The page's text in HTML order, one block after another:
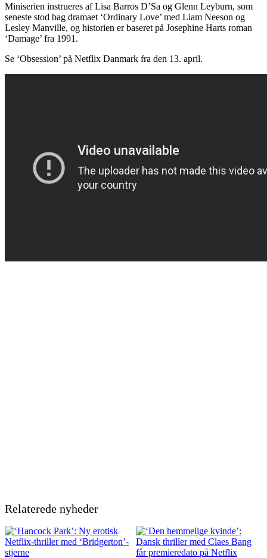
Miniserien instrueres af Lisa Barros D’Sa og Glenn Leyburn, som
seneste stod bag dramaet ‘Ordinary Love’ med Liam Neeson og
Lesley Manville, og historien er baseret på Josephine Harts roman
‘Damage’ fra 1991.
Se ‘Obsession’ på Netflix Danmark fra den 13. april.
Relaterede nyheder